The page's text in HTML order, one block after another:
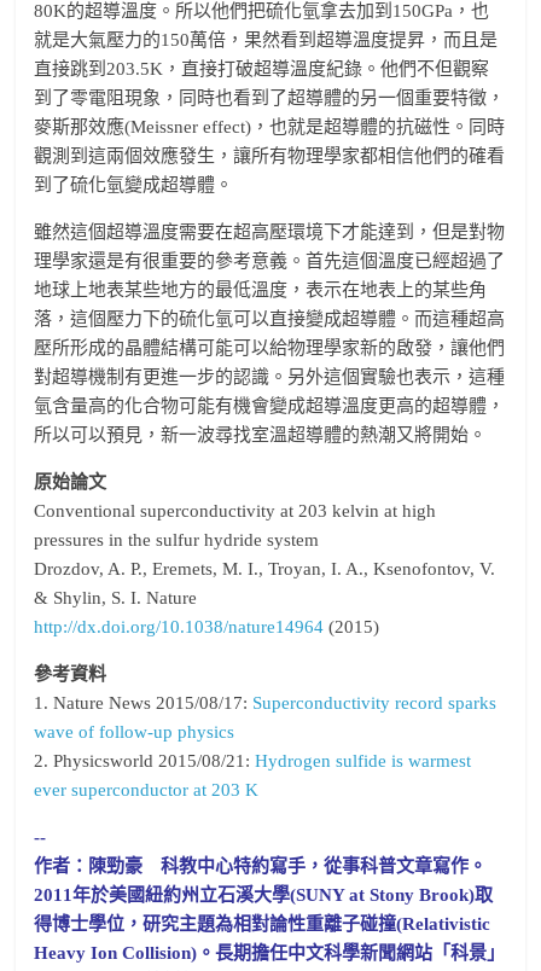
80K的超導溫度。所以他們把硫化氫拿去加到150GPa，也
就是大氣壓力的150萬倍，果然看到超導溫度提昇，而且是
直接跳到203.5K，直接打破超導溫度紀錄。他們不但觀察
到了零電阻現象，同時也看到了超導體的另一個重要特徵，
麥斯那效應(Meissner effect)，也就是超導體的抗磁性。同時
觀測到這兩個效應發生，讓所有物理學家都相信他們的確看
到了硫化氫變成超導體。
雖然這個超導溫度需要在超高壓環境下才能達到，但是對物
理學家還是有很重要的參考意義。首先這個溫度已經超過了
地球上地表某些地方的最低溫度，表示在地表上的某些角
落，這個壓力下的硫化氫可以直接變成超導體。而這種超高
壓所形成的晶體結構可能可以給物理學家新的啟發，讓他們
對超導機制有更進一步的認識。另外這個實驗也表示，這種
氫含量高的化合物可能有機會變成超導溫度更高的超導體，
所以可以預見，新一波尋找室溫超導體的熱潮又將開始。
原始論文
Conventional superconductivity at 203 kelvin at high
pressures in the sulfur hydride system
Drozdov, A. P., Eremets, M. I., Troyan, I. A., Ksenofontov, V.
& Shylin, S. I. Nature
http://dx.doi.org/10.1038/nature14964 (2015)
參考資料
1. Nature News 2015/08/17: Superconductivity record sparks
wave of follow-up physics
2. Physicsworld 2015/08/21:Hydrogen sulfide is warmest
ever superconductor at 203 K
--
作者：陳勁豪 科教中心特約寫手，從事科普文章寫作。
2011年於美國紐約州立石溪大學(SUNY at Stony Brook)取
得博士學位，研究主題為相對論性重離子碰撞(Relativistic
Heavy Ion Collision)。長期擔任中文科學新聞網站「科景」